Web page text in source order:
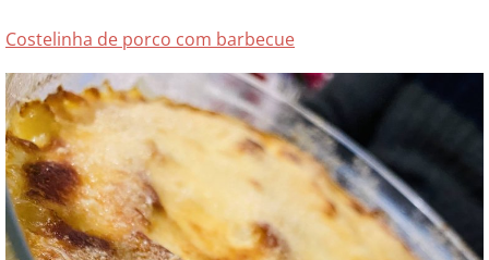
Costelinha de porco com barbecue